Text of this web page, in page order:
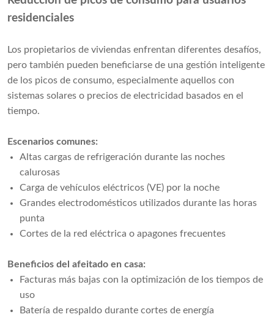
residenciales
Los propietarios de viviendas enfrentan diferentes desafíos,
pero también pueden beneficiarse de una gestión inteligente
de los picos de consumo, especialmente aquellos con
sistemas solares o precios de electricidad basados en el
tiempo.
Escenarios comunes:
Altas cargas de refrigeración durante las noches
calurosas
Carga de vehículos eléctricos (VE) por la noche
Grandes electrodomésticos utilizados durante las horas
punta
Cortes de la red eléctrica o apagones frecuentes
Beneficios del afeitado en casa:
Facturas más bajas con la optimización de los tiempos de
uso
Batería de respaldo durante cortes de energía